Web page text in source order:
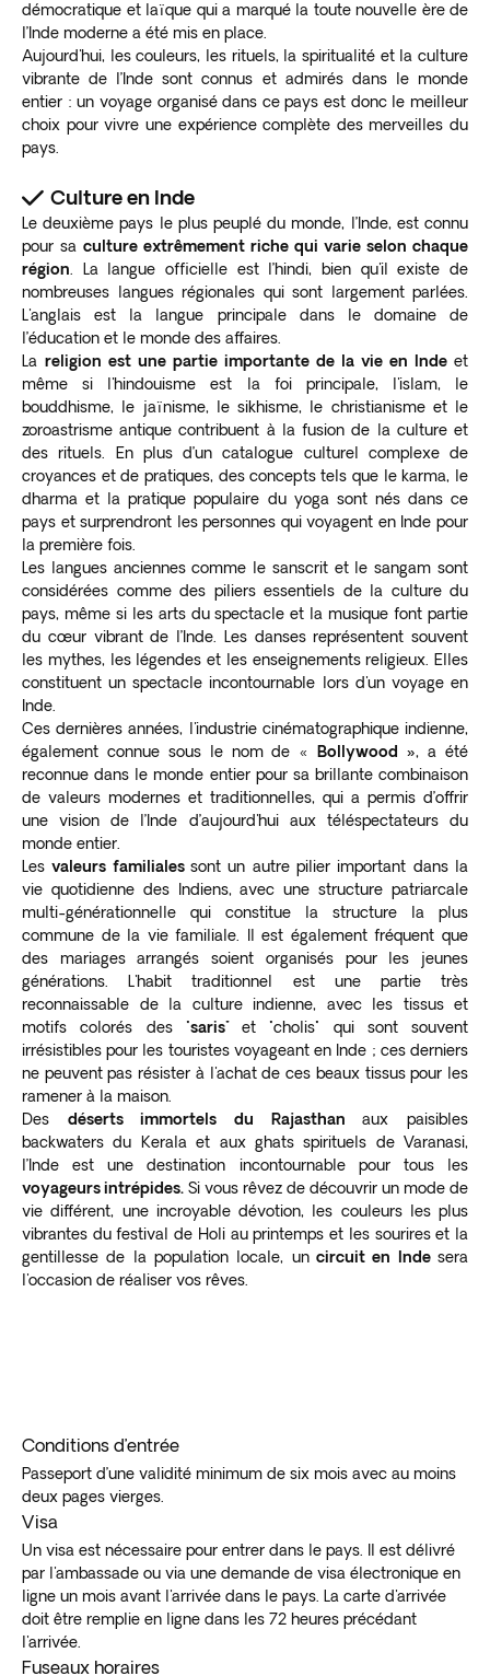
démocratique et laïque qui a marqué la toute nouvelle ère de
l’Inde moderne a été mis en place.
Aujourd'hui, les couleurs, les rituels, la spiritualité et la culture
vibrante de l’Inde sont connus et admirés dans le monde
entier : un voyage organisé dans ce pays est donc le meilleur
choix pour vivre une expérience complète des merveilles du
pays.
Culture en Inde
Le deuxième pays le plus peuplé du monde, l’Inde, est connu
pour sa culture extrêmement riche qui varie selon chaque
région . La langue officielle est l’hindi, bien qu'il existe de
nombreuses langues régionales qui sont largement parlées.
L'anglais est la langue principale dans le domaine de
l’éducation et le monde des affaires.
La religion est une partie importante de la vie en Inde et
même si l'hindouisme est la foi principale, l'islam, le
bouddhisme, le jaïnisme, le sikhisme, le christianisme et le
zoroastrisme antique contribuent à la fusion de la culture et
des rituels. En plus d’un catalogue culturel complexe de
croyances et de pratiques, des concepts tels que le karma, le
dharma et la pratique populaire du yoga sont nés dans ce
pays et surprendront les personnes qui voyagent en Inde pour
la première fois.
Les langues anciennes comme le sanscrit et le sangam sont
considérées comme des piliers essentiels de la culture du
pays, même si les arts du spectacle et la musique font partie
du cœur vibrant de l’Inde. Les danses représentent souvent
les mythes, les légendes et les enseignements religieux. Elles
constituent un spectacle incontournable lors d'un voyage en
Inde.
Ces dernières années, l'industrie cinématographique indienne,
également connue sous le nom de «
Bollywood », a été
reconnue dans le monde entier pour sa brillante combinaison
de valeurs modernes et traditionnelles, qui a permis d’offrir
une vision de l’Inde d’aujourd'hui aux téléspectateurs du
monde entier.
Lesvaleurs familialessont un autre pilier important dans la
vie quotidienne des Indiens, avec une structure patriarcale
multi-générationnelle qui constitue la structure la plus
commune de la vie familiale. Il est également fréquent que
des mariages arrangés soient organisés pour les jeunes
générations. L'habit traditionnel est une partie très
reconnaissable de la culture indienne, avec les tissus et
motifs colorés des "saris" et "cholis" qui sont souvent
irrésistibles pour les touristes voyageant en Inde ; ces derniers
ne peuvent pas résister à l'achat de ces beaux tissus pour les
ramener à la maison.
Des déserts immortels du Rajasthanaux paisibles
backwaters du Kerala et aux ghats spirituels de Varanasi,
l’Inde est une destination incontournable pour tous les
voyageurs intrépides. Si vous rêvez de découvrir un mode de
vie différent, une incroyable dévotion, les couleurs les plus
vibrantes du festival de Holi au printemps et les sourires et la
gentillesse de la population locale, uncircuit en Indesera
l'occasion de réaliser vos rêves.
Conditions d’entrée
Passeport d’une validité minimum de six mois avec au moins
deux pages vierges.
Visa
Un visa est nécessaire pour entrer dans le pays. Il est délivré
par l'ambassade ou via une demande de visa électronique en
ligne un mois avant l'arrivée dans le pays. La carte d'arrivée
doit être remplie en ligne dans les 72 heures précédant
l'arrivée.
Fuseaux horaires